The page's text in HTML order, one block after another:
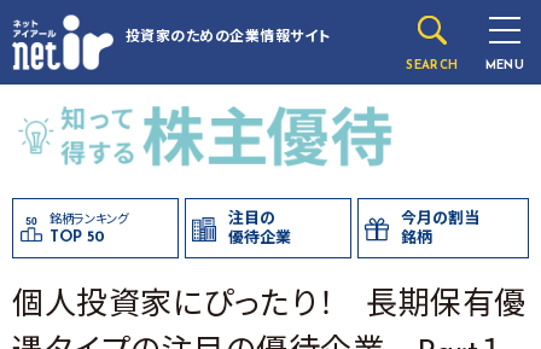
投資家のための企業情報サイト
SEARCH MENU
銘柄ランキング
TOP 50
注目の
優待企業
今月の割当
銘柄
個人投資家にぴったり！ 長期保有優